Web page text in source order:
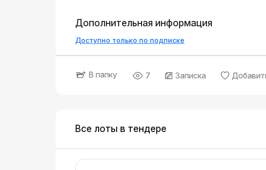
Дополнительная информация
Доступно только по подписке
В папку 7 Записка
Все лоты в тендере